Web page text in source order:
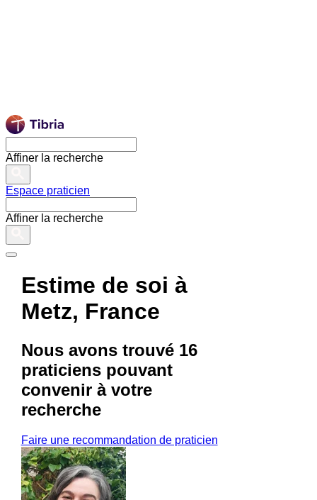
Affiner la recherche
Espace praticien
Affiner la recherche
Estime de soi à
Metz, France
Nous avons trouvé 16
praticienspouvant
convenir à votre
recherche
Faire une recommandation de praticien